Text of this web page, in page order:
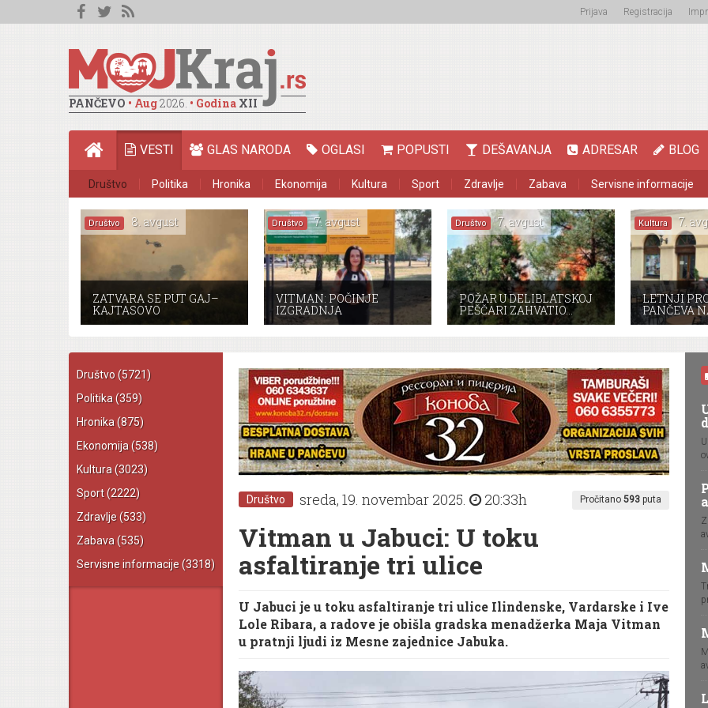
Prijava Registracija
PANČEVO • Aug2026. • Godina XII
HOME
VESTI GLAS NARODA OGLASI POPUSTI DEŠAVANJA ADRESAR BLOG
Društvo Politika Hronika Ekonomija Kultura Sport Zdravlje Zabava Servisne informacije
Društvo 8. avgust
ZATVARA SE PUT GAJ–
KAJTASOVO
Društvo 7. avgust
VITMAN: POČINJE
IZGRADNJA
ATMOSFERSKE
Društvo 7. avgust
POŽAR U DELIBLATSKOJ
PEŠČARI ZAHVATIO…
Kultura 7.
LETNJI
PANČEVA
Društvo(5721)
Politika(359)
Hronika(875)
Ekonomija(538)
Kultura(3023)
Sport(2222)
Zdravlje(533)
Zabava(535)
Servisne informacije(3318)
Društvo sreda, 19. novembar 2025. 20:33h Pročitano 593 puta
Vitman u Jabuci: U toku
asfaltiranje tri ulice
U Jabuci je u toku asfaltiranje tri ulice Ilindenske, Vardarske i Ive
Lole Ribara, a radove je obišla gradska menadžerka Maja Vitman
u pratnji ljudi iz Mesne zajednice Jabuka.